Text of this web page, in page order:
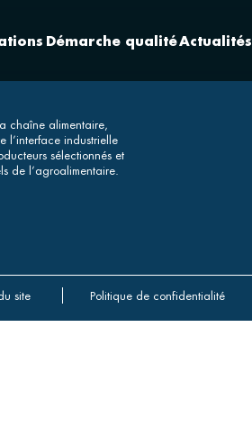
Démarche qualitéActualités
chaîne alimentaire,
l’interface industrielle
sélectionnés et
de l’agroalimentaire.
site Politique de confidentialité